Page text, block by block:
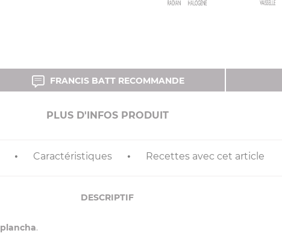
FRANCIS BATT RECOMMANDE
PLUS D'INFOS PRODUIT
Caractéristiques Recettes avec cet article
DESCRIPTIF
plancha.